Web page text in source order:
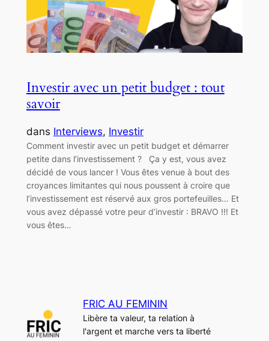
Investir avec un petit budget : tout
savoir
dans Interviews, Investir
Comment investir avec un petit budget et démarrer
petite dans l’investissement ? Ça y est, vous avez
décidé de vous lancer ! Vous êtes venue à bout des
croyances limitantes qui nous poussent à croire que
l’investissement est réservé aux gros portefeuilles… Et
vous avez dépassé votre peur d’investir : BRAVO !!! Et
vous êtes…
FRIC AU FEMININ
Libère ta valeur, ta relation à
l'argent et marche vers ta liberté